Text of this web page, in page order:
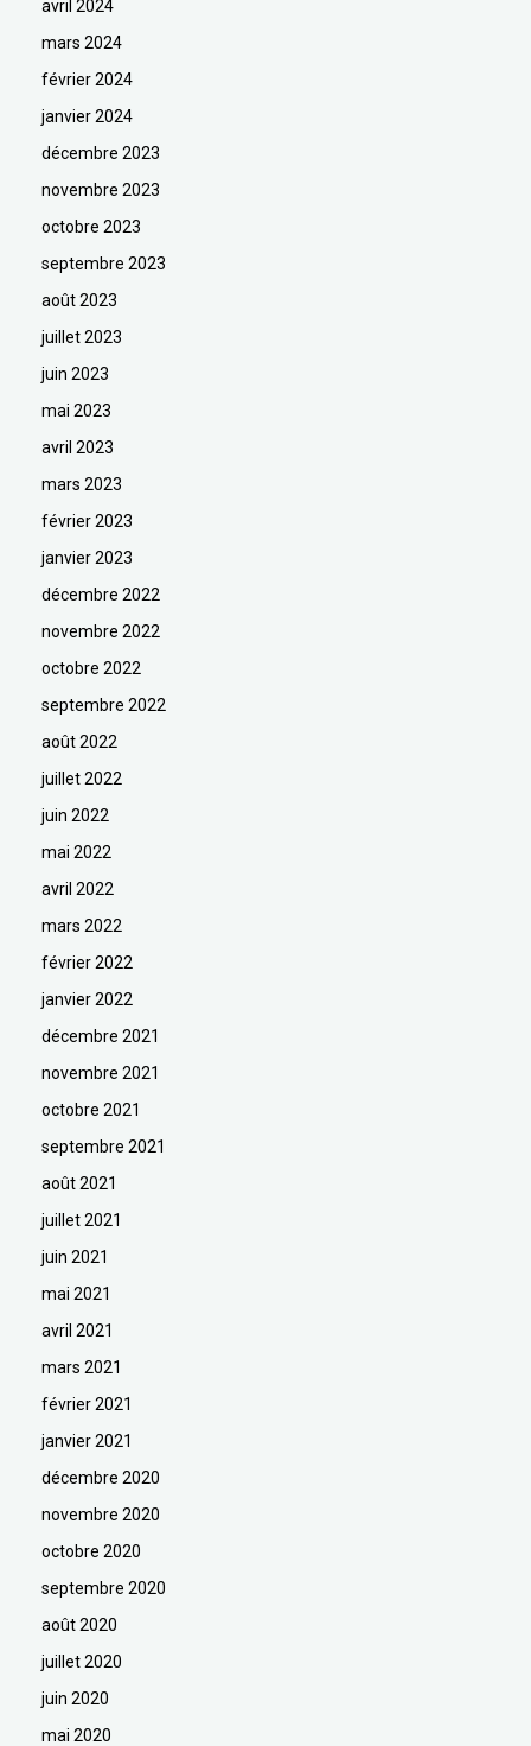
avril 2024
mars 2024
février 2024
janvier 2024
décembre 2023
novembre 2023
octobre 2023
septembre 2023
août 2023
juillet 2023
juin 2023
mai 2023
avril 2023
mars 2023
février 2023
janvier 2023
décembre 2022
novembre 2022
octobre 2022
septembre 2022
août 2022
juillet 2022
juin 2022
mai 2022
avril 2022
mars 2022
février 2022
janvier 2022
décembre 2021
novembre 2021
octobre 2021
septembre 2021
août 2021
juillet 2021
juin 2021
mai 2021
avril 2021
mars 2021
février 2021
janvier 2021
décembre 2020
novembre 2020
octobre 2020
septembre 2020
août 2020
juillet 2020
juin 2020
mai 2020